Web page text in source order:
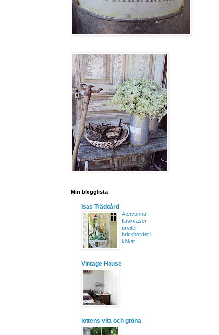
Min blogglista
Isas Trädgård
Återvunna
flaskvaser
pryder
brickbordet i
köket
Vintage House
lottens vita och gröna